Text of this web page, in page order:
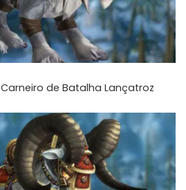
Carneiro de Batalha Lançatroz